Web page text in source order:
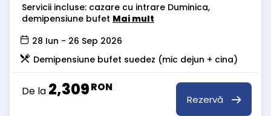
Servicii incluse: cazare cu intrare Duminica,
demipensiune bufet Mai mult
28 Iun - 26 Sep 2026
Demipensiune bufet suedez (mic dejun + cina)
De la 2,309RON
Rezervă